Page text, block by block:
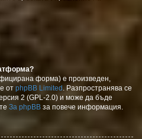
форма) е произведен,
от phpBB Limited . Разпространява се
2 (GPL-2.0) и може да бъде
За phpBB за повече информация.